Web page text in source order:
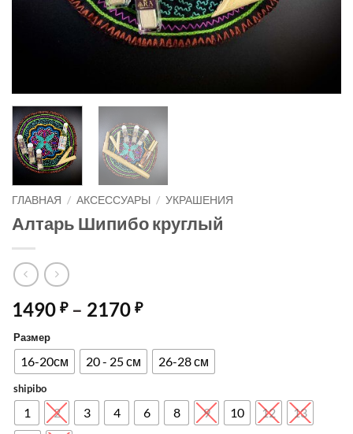
ГЛАВНАЯ / АКСЕССУАРЫ / УКРАШЕНИЯ
Алтарь Шипибо круглый
1490 ₽ – 2170 ₽Диапазон
1490 ₽
Размер
16-20см 20 - 25 см 26-28 см
shipibo
1 2 3 4 6 8 9 10 12
13